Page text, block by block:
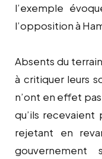
l’exemple
l’opposition à
Absents du
à critiquer leurs
n’ont en effet
qu’ils recevaient
rejetant en
gouvernement